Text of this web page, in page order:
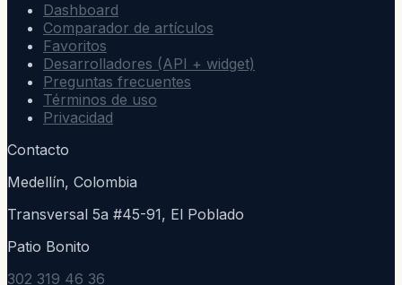
Dashboard
Comparador de artículos
Favoritos
Desarrolladores (API + widget)
Preguntas frecuentes
Términos de uso
Privacidad
Contacto
Medellín, Colombia
Transversal 5a #45-91, El Poblado
Patio Bonito
302 319 46 36